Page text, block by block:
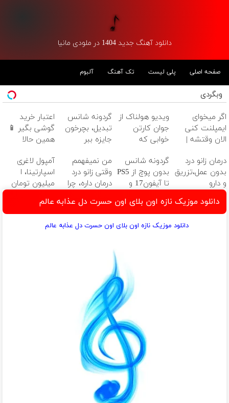
دانلود آهنگ جدید 1404 در ملودی مانیا
صفحه اصلی پلی لیست تک آهنگ آلبوم
وبگردی
اگر میخوای
ایمپلنت کنی
الان وقتشه |
میلیون تومان!!!
ویدیو هولناک از
جوان کارتن
خوابی که
آموزش رایگان
گردونه شانس
تبدیل، بچرخون
جایزه ببر
اعتبار خرید
گوشی بگیر 📱
همین حالا
بده 🎯
درمان زانو درد
بدون عمل،تزریق
و دارو
(◂پرسش‌نامه)
گردونه شانس
بدون پوچ از PS5
تا آیفون17 و
من نمیفهمم
وقتی زانو درد
درمان داره، چرا
تحمل میکنی؟❗
آمپول لاغری
اسپارتینا، ا
میلیون تومان
ارزان‌تر از همه‌جا!
دانلود موزیک نازه اون بلای اون حسرت دل عذابه عالم
دانلود موزیک نازه اون بلای اون حسرت دل عذابه عالم